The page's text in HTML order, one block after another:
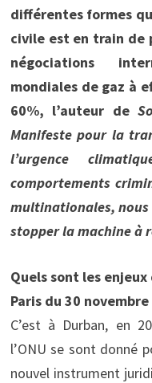
différentes formes
civile est en train de
négociations
mondiales de gaz à
60%, l’auteur de
Manifeste pour la
l’urgence
comportements
multinationales,
stopper la machine à
Quels sont les
Paris du 30
C’est à Durban, en
l’ONU se sont donné
nouvel instrument